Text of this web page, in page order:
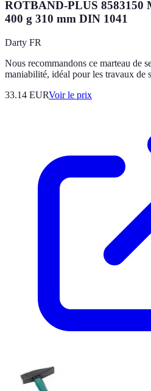
ROTBAND-PLUS 8583150
400 g 310 mm DIN 1041
Darty FR
Nous recommandons ce marteau de
maniabilité, idéal pour les travaux de
33.14 EURVoir le prix